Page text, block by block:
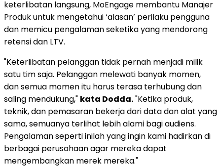
keterlibatan langsung, MoEngage membantu Manajer
Produk untuk mengetahui ‘alasan’ perilaku pengguna
dan memicu pengalaman seketika yang mendorong
retensi dan LTV.
"Keterlibatan pelanggan tidak pernah menjadi milik
satu tim saja. Pelanggan melewati banyak momen,
dan semua momen itu harus terasa terhubung dan
saling mendukung," kata Dodda."Ketika produk,
teknik, dan pemasaran bekerja dari data dan alat yang
sama, semuanya terlihat lebih alami bagi audiens.
Pengalaman seperti inilah yang ingin kami hadirkan di
berbagai perusahaan agar mereka dapat
mengembangkan merek mereka."